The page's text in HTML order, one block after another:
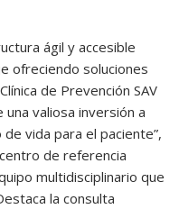
ágil y accesible
ofreciendo soluciones
de Prevención SAV
una valiosa inversión a
vida para el paciente”,
de referencia
multidisciplinario que
la consulta